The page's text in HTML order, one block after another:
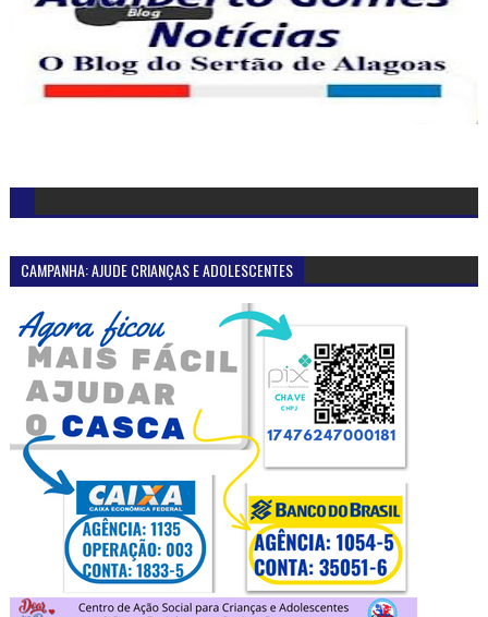
CAMPANHA: AJUDE CRIANÇAS E ADOLESCENTES